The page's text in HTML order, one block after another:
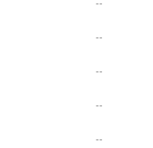
--
--
--
--
--